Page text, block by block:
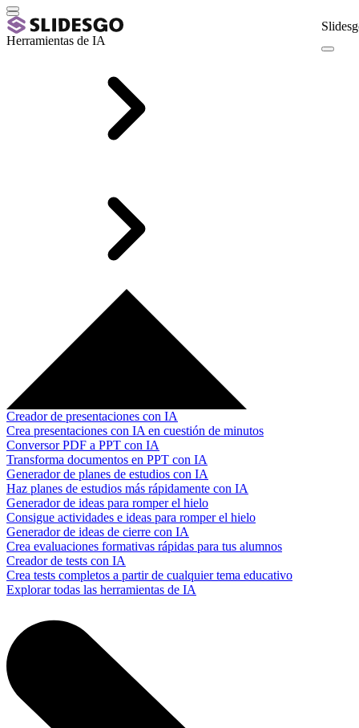
Herramientas de IA
Creador de presentaciones con IA
Crea presentaciones con IA en cuestión de minutos
Conversor PDF a PPT con IA
Transforma documentos en PPT con IA
Generador de planes de estudios con IA
Haz planes de estudios más rápidamente con IA
Generador de ideas para romper el hielo
Consigue actividades e ideas para romper el hielo
Generador de ideas de cierre con IA
Crea evaluaciones formativas rápidas para tus alumnos
Creador de tests con IA
Crea tests completos a partir de cualquier tema educativo
Explorar todas las herramientas de IA